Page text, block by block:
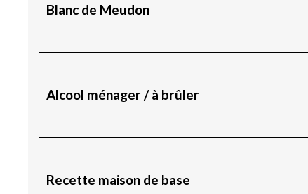
Blanc de Meudon
Alcool ménager / à brûler
Recette maison de base